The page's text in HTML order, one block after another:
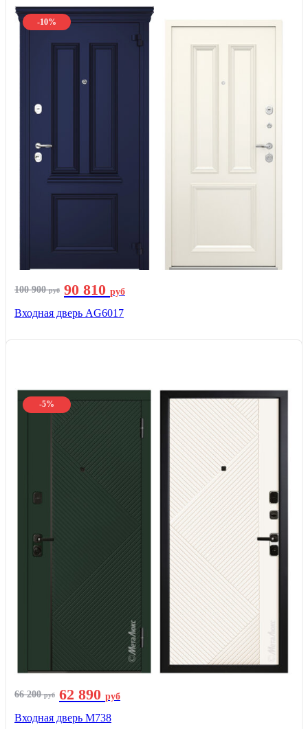
-10%
100 900руб 90 810 руб
Входная дверь AG6017
-5%
66 200руб 62 890 руб
Входная дверь М738